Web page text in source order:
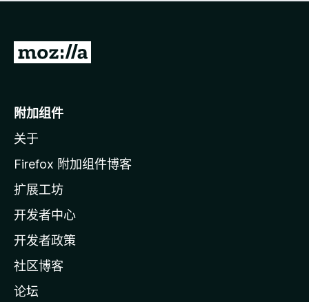
无
转
o
i
l
a
主
页
附加组件
关于
Firefox 附加组件博客
扩展工坊
开发者中心
开发者政策
社区博客
论坛